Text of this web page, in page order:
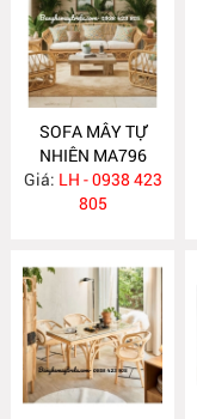
SOFA MÂY TỰ
NHIÊN MA796
Giá: LH - 0938 423
805